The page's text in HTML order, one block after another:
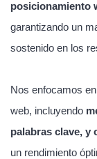
posicionamiento
garantizando un
sostenido en los
Nos enfocamos
web, incluyendo
palabras clave, y
un rendimiento